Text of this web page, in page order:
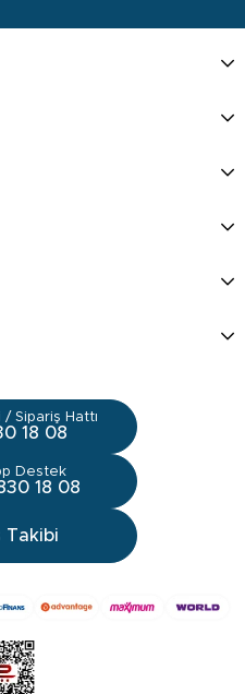
/ Sipariş Hattı
18 08
Destek
18 08
Takibi